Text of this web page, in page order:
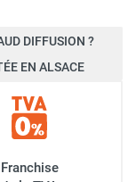
DIFFUSION ?
EN ALSACE
Franchise